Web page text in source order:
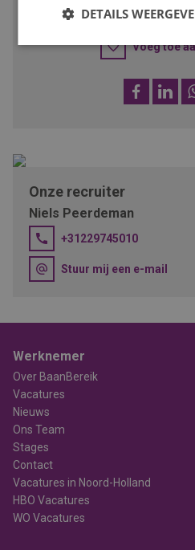
Voeg toe
Onze recruiter
Niels Peerdeman
+31229745010
Stuur mij een e-mail
Werknemer
Over BaanBereik
Vacatures
Nieuws
Ons Team
Stages
Contact
Vacatures in Noord-Holland
HBO Vacatures
WO Vacatures
DETAILS